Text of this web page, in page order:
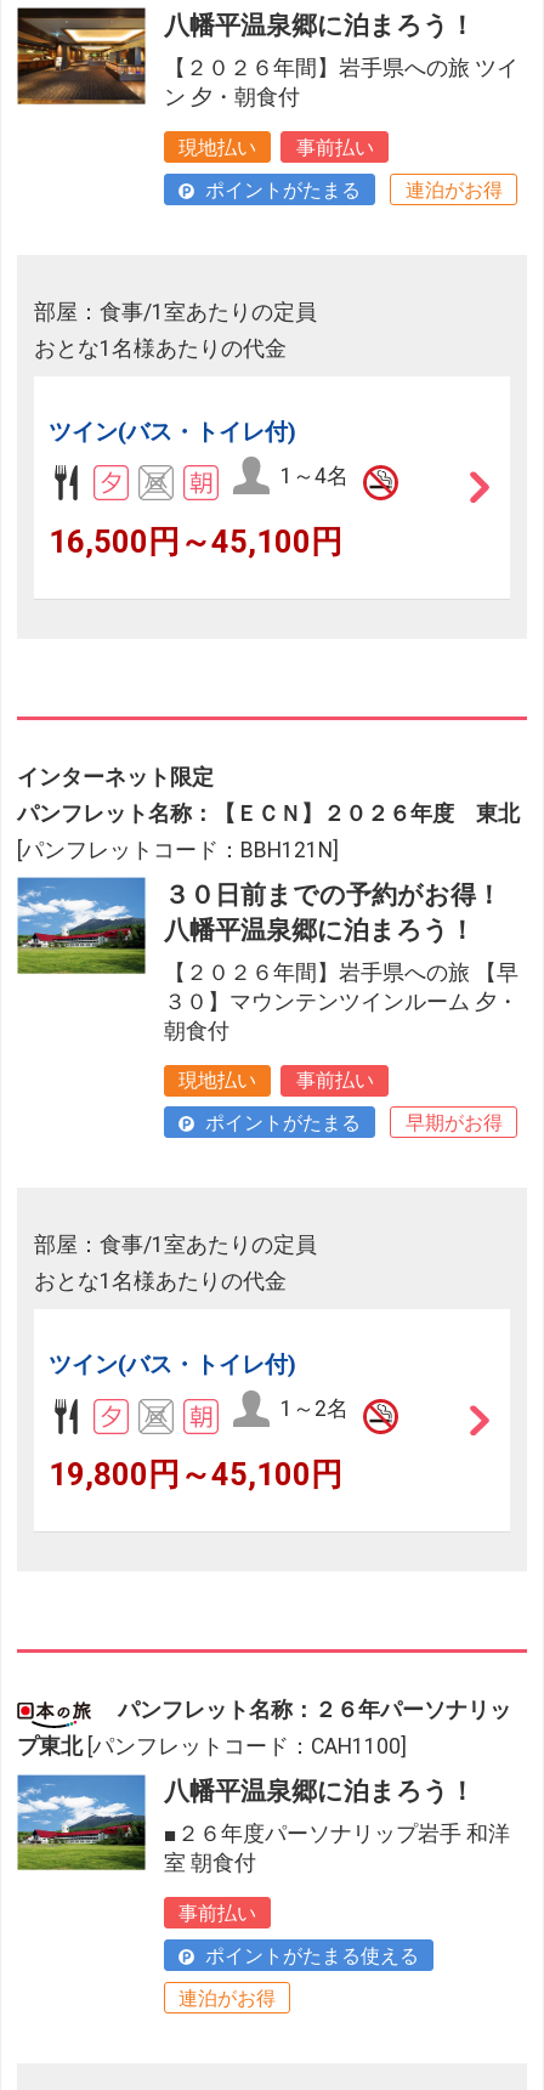
八幡平温泉郷に泊まろう！
【２０２６年間】岩手県への旅 ツイ
ン 夕・朝食付
現地払い
事前払い
ポイントがたまる
連泊がお得
部屋：食事/1室あたりの定員
おとな1名様あたりの代金
ツイン(バス・トイレ付)
1～4名
16,500円～45,100円
インターネット限定
パンフレット名称：【ＥＣＮ】２０２６年度 東北
[パンフレットコード：BBH121N]
３０日前までの予約がお得！
八幡平温泉郷に泊まろう！
【２０２６年間】岩手県への旅 【早
３０】マウンテンツインルーム 夕・
朝食付
現地払い
事前払い
ポイントがたまる
早期がお得
部屋：食事/1室あたりの定員
おとな1名様あたりの代金
ツイン(バス・トイレ付)
1～2名
19,800円～45,100円
パンフレット名称：２６年パーソナリッ
プ東北 [パンフレットコード：CAH1100]
八幡平温泉郷に泊まろう！
■２６年度パーソナリップ岩手 和洋
室 朝食付
事前払い
ポイントがたまる使える
連泊がお得